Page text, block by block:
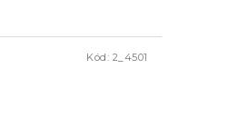
Kód: 2_4501